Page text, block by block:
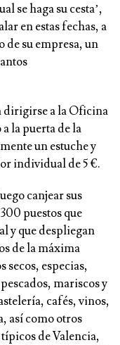
se haga su cesta’,
en estas fechas, a
de su empresa, un
dirigirse a la Oficina
la puerta de la
un estuche y
individual de 5 €.
canjear sus
puestos que
y que despliegan
de la máxima
especias,
mariscos y
cafés, vinos,
así como otros
de Valencia,